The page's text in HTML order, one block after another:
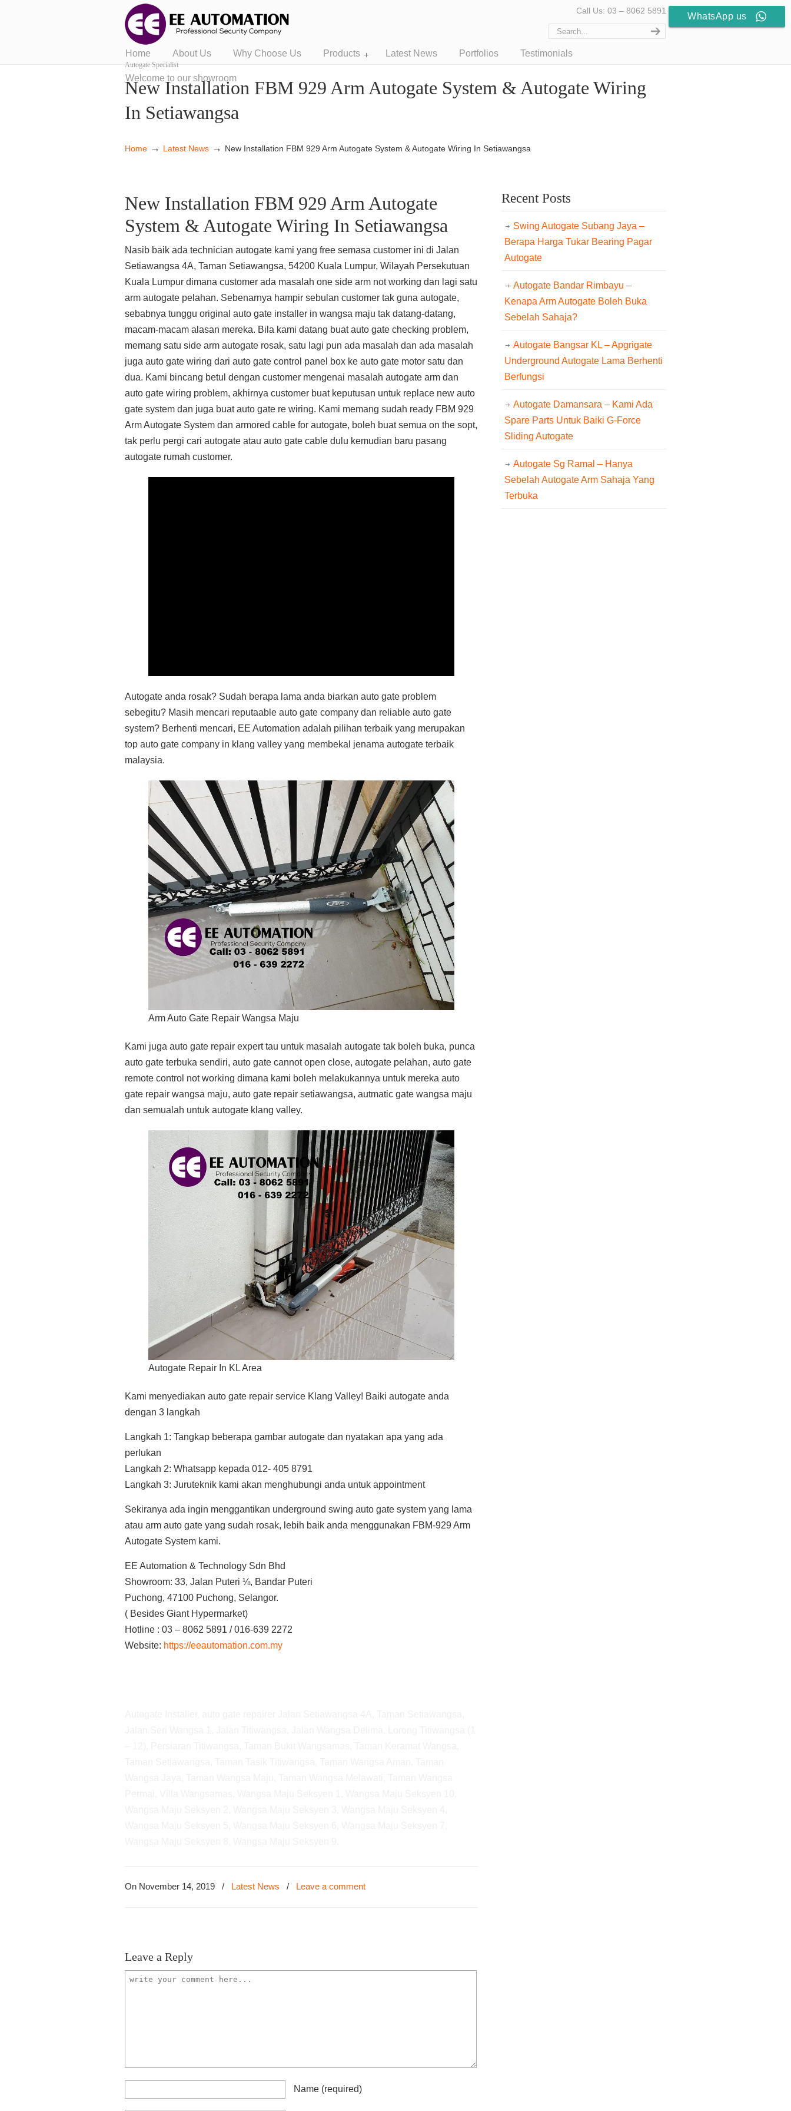
Autogate Specialist
Call Us: 03 – 8062 5891
Home About Us Why Choose Us Products Latest News Portfolios Testimonials
Welcome to our showroom
New Installation FBM 929 Arm Autogate System & Autogate Wiring
In Setiawangsa
Home → Latest News → New Installation FBM 929 Arm Autogate System & Autogate Wiring In Setiawangsa
New Installation FBM 929 Arm Autogate
System & Autogate Wiring In Setiawangsa
Nasib baik ada technician autogate kami yang free semasa customer ini di Jalan
Setiawangsa 4A, Taman Setiawangsa, 54200 Kuala Lumpur, Wilayah Persekutuan
Kuala Lumpur dimana customer ada masalah one side arm not working dan lagi satu
arm autogate pelahan. Sebenarnya hampir sebulan customer tak guna autogate,
sebabnya tunggu original auto gate installer in wangsa maju tak datang-datang,
macam-macam alasan mereka. Bila kami datang buat auto gate checking problem,
memang satu side arm autogate rosak, satu lagi pun ada masalah dan ada masalah
juga auto gate wiring dari auto gate control panel box ke auto gate motor satu dan
dua. Kami bincang betul dengan customer mengenai masalah autogate arm dan
auto gate wiring problem, akhirnya customer buat keputusan untuk replace new auto
gate system dan juga buat auto gate re wiring. Kami memang sudah ready FBM 929
Arm Autogate System dan armored cable for autogate, boleh buat semua on the sopt,
tak perlu pergi cari autogate atau auto gate cable dulu kemudian baru pasang
autogate rumah customer.
Autogate anda rosak? Sudah berapa lama anda biarkan auto gate problem
sebegitu? Masih mencari reputaable auto gate company dan reliable auto gate
system? Berhenti mencari, EE Automation adalah pilihan terbaik yang merupakan
top auto gate company in klang valley yang membekal jenama autogate terbaik
malaysia.
Arm Auto Gate Repair Wangsa Maju
Kami juga auto gate repair expert tau untuk masalah autogate tak boleh buka, punca
auto gate terbuka sendiri, auto gate cannot open close, autogate pelahan, auto gate
remote control not working dimana kami boleh melakukannya untuk mereka auto
gate repair wangsa maju, auto gate repair setiawangsa, autmatic gate wangsa maju
dan semualah untuk autogate klang valley.
Autogate Repair In KL Area
Kami menyediakan auto gate repair service Klang Valley! Baiki autogate anda
dengan 3 langkah
Langkah 1: Tangkap beberapa gambar autogate dan nyatakan apa yang ada
perlukan
Langkah 2: Whatsapp kepada 012- 405 8791
Langkah 3: Juruteknik kami akan menghubungi anda untuk appointment
Sekiranya ada ingin menggantikan underground swing auto gate system yang lama
atau arm auto gate yang sudah rosak, lebih baik anda menggunakan FBM-929 Arm
Autogate System kami.
EE Automation & Technology Sdn Bhd
Showroom: 33, Jalan Puteri ⅛, Bandar Puteri
Puchong, 47100 Puchong, Selangor.
( Besides Giant Hypermarket)
Hotline : 03 – 8062 5891 / 016-639 2272
Website: https://eeautomation.com.my
On November 14, 2019 / Latest News / Leave a comment
Leave a Reply
Name (required)
Recent Posts
Swing Autogate Subang Jaya –
Berapa Harga Tukar Bearing Pagar
Autogate
Autogate Bandar Rimbayu –
Kenapa Arm Autogate Boleh Buka
Sebelah Sahaja?
Autogate Bangsar KL – Apgrigate
Underground Autogate Lama Berhenti
Berfungsi
Autogate Damansara – Kami Ada
Spare Parts Untuk Baiki G-Force
Sliding Autogate
Autogate Sg Ramal – Hanya
Sebelah Autogate Arm Sahaja Yang
Terbuka
WhatsApp us